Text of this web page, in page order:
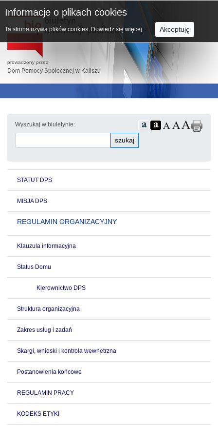
prowadzony przez:
Dom Pomocy Społecznej w Kaliszu
Wyszukaj w biuletynie:
szukaj
STATUT DPS
MISJA DPS
REGULAMIN ORGANIZACYJNY
Klauzula informacyjna
Status Domu
Kierownictwo DPS
Struktura organizacyjna
Zakres usług i zadań
Skargi, wnioski i kontrola wewnetrzna
Postanowienia końcowe
REGULAMIN PRACY
KODEKS ETYKI
Informacje o plikach cookies
Ta strona używa plików cookies. Dowiedz się więcej... Akceptuję